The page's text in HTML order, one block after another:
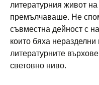
литературния живот
премълчаваше. Не
съвместна дейност с
които бяха
литературните
световно ниво.